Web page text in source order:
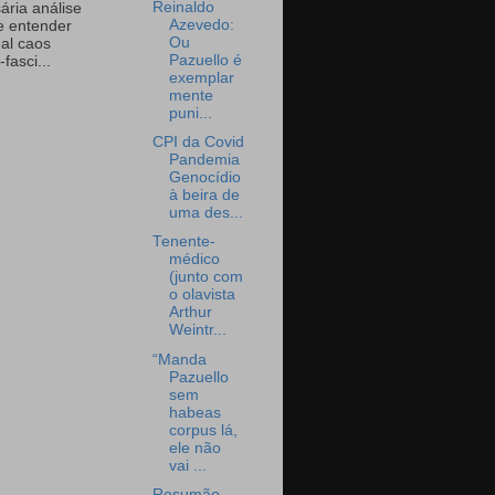
análise
entender
caos
Reinaldo
Azevedo:
Ou
Pazuello é
exemplar
mente
puni...
CPI da Covid
Pandemia
Genocídio
à beira de
uma des...
Tenente-
médico
(junto com
o olavista
Arthur
Weintr...
“Manda
Pazuello
sem
habeas
corpus lá,
ele não
vai ...